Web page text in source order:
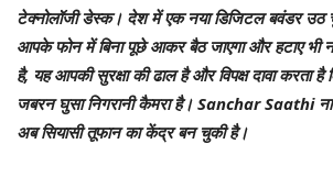
टेक्नोलॉजी डेस्क। देश में एक नया डिजिटल बवंडर उठ
आपके फोन में बिना पूछे आकर बैठ जाएगा और हटाए भी
है, यह आपकी सुरक्षा की ढाल है और विपक्ष दावा करता
जबरन घुसा निगरानी कैमरा है। Sanchar Saathi
अब सियासी तूफान का केंद्र बन चुकी है।